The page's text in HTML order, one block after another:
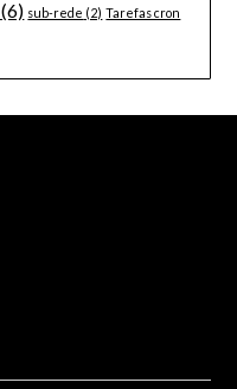
(6) sub-rede (2) Tarefas cron